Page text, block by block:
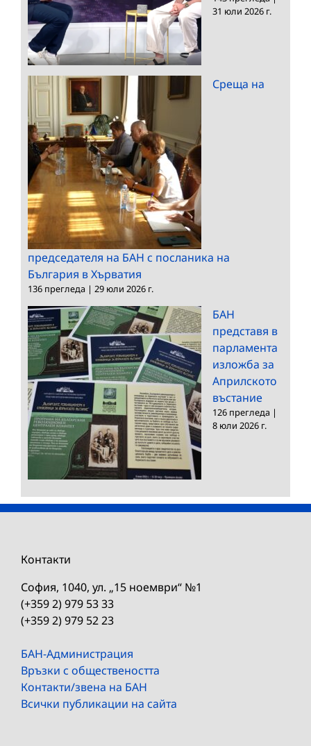
31 юли 2026 г.
Среща на
председателя на БАН с посланика на
България в Хърватия
136 прегледа | 29 юли 2026 г.
БАН
представя в
парламента
изложба за
Априлското
въстание
126 прегледа |
8 юли 2026 г.
Контакти
София, 1040, ул. „15 ноември“ №1
(+359 2) 979 53 33
(+359 2) 979 52 23
БАН-Администрация
Връзки с обществеността
Контакти/звена на БАН
Всички публикации на сайта